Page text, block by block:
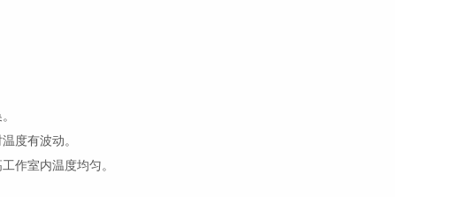
度有波动。
作室内温度均匀。